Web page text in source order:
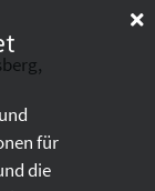
für
die